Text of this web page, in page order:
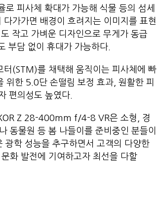
피사체 확대가 가능해 식물 등의 섬세
가가면 배경이 흐려지는 이미지를 표현
작고 가벼운 디자인으로 무게가 동급
부담 없이 휴대가 가능하다.
터(STM)를 채택해 움직이는 피사체에 빠
위한 5.0단 손떨림 보정 효과, 원활한 피
편의성도 높였다.
Z 28-400mm f/4-8 VR은 소형, 경
동물원 등 봄 나들이를 준비중인 분들이
광학 성능을 추구하면서 고객의 다양한
화 발전에 기여하고자 최선을 다할